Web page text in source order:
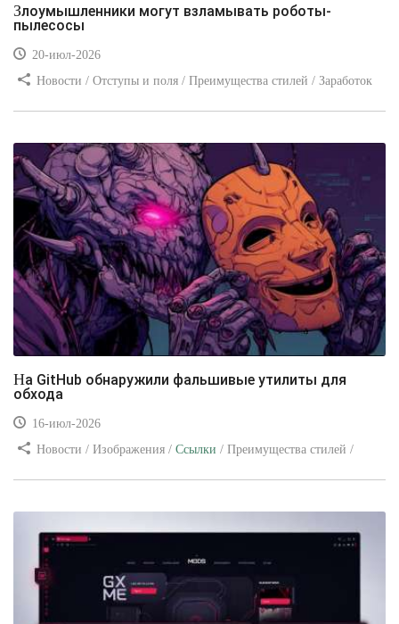
Злоумышленники могут взламывать роботы-
пылесосы
20-июл-2026
Новости / Отступы и поля / Преимущества стилей / Заработок
На GitHub обнаружили фальшивые утилиты для
обхода
16-июл-2026
Новости / Изображения / Ссылки / Преимущества стилей /